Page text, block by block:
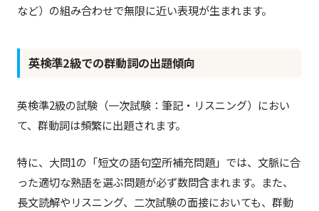
など）の組み合わせで無限に近い表現が生まれます。
英検準2級での群動詞の出題傾向
英検準2級の試験（一次試験：筆記・リスニング）におい
て、群動詞は頻繁に出題されます。
特に、大問1の「短文の語句空所補充問題」では、文脈に合
った適切な熟語を選ぶ問題が必ず数問含まれます。また、
長文読解やリスニング、二次試験の面接においても、群動